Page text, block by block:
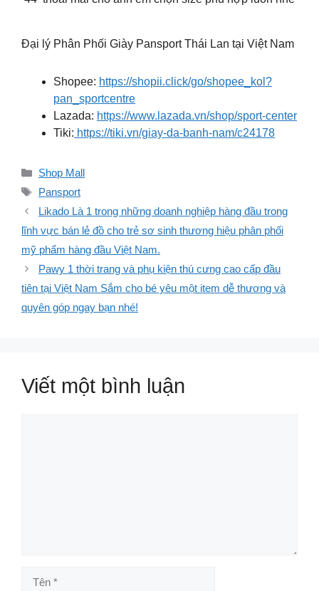
Đại lý Phân Phối Giày Pansport Thái Lan tại Việt Nam
Shopee: https://shopii.click/go/shopee_kol?
pan_sportcentre
Lazada: https://www.lazada.vn/shop/sport-center
Tiki: https://tiki.vn/giay-da-banh-nam/c24178
Danh
mục
Shop Mall
Thẻ
Pansport
Likado Là 1 trong những doanh nghiệp hàng đầu trong
lĩnh vực bán lẻ đồ cho trẻ sơ sinh thương hiệu phân phối
mỹ phẩm hàng đầu Việt Nam.
Pawy 1 thời trang và phụ kiện thú cưng cao cấp đầu
tiên tại Việt Nam Sắm cho bé yêu một item dễ thương và
quyên góp ngay bạn nhé!
Viết một bình luận